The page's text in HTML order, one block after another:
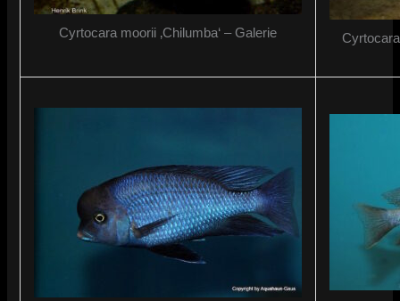
Cyrtocara moorii ‚Chilumba‘ – Galerie